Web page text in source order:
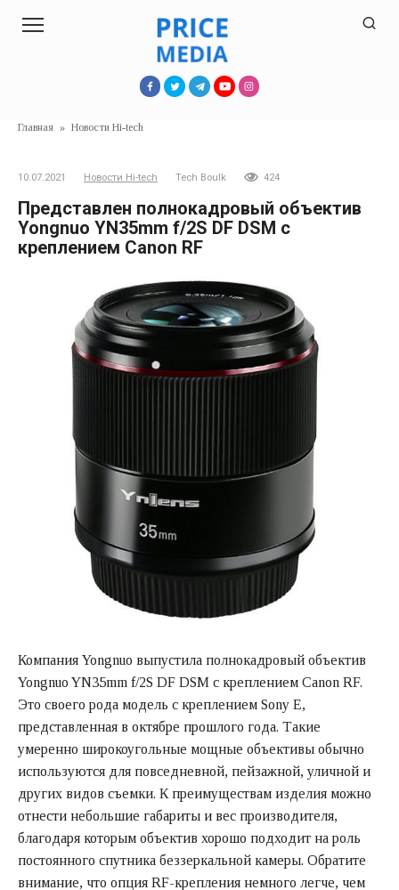
Главная » Новости Hi-tech
10.07.2021 Новости Hi-tech Tech Boulk 424
Представлен полнокадровый объектив
Yongnuo YN35mm f/2S DF DSM с
креплением Canon RF
Компания Yongnuo выпустила полнокадровый объектив
Yongnuo YN35mm f/2S DF DSM с креплением Canon RF.
Это своего рода модель с креплением Sony E,
представленная в октябре прошлого года. Такие
умеренно широкоугольные мощные объективы обычно
используются для повседневной, пейзажной, уличной и
других видов съемки. К преимуществам изделия можно
отнести небольшие габариты и вес производителя,
благодаря которым объектив хорошо подходит на роль
постоянного спутника беззеркальной камеры. Обратите
внимание, что опция RF-крепления немного легче, чем